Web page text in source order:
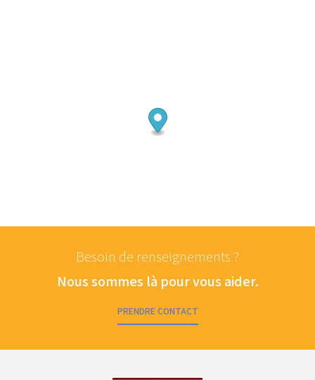
Besoin de renseignements ?
Nous sommes là pour vous aider.
PRENDRE CONTACT